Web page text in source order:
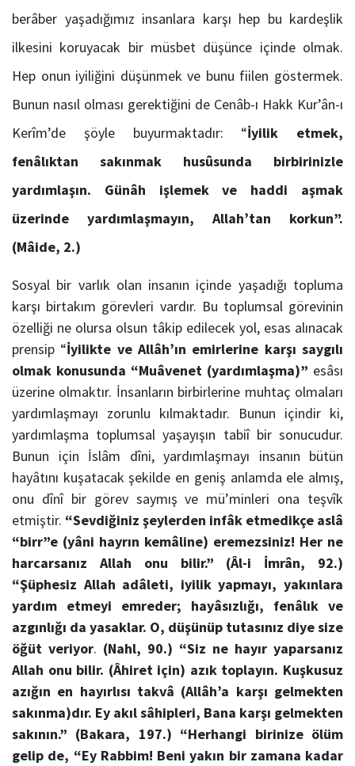
berâber yaşadığımız insanlara karşı hep bu kardeşlik
ilkesini koruyacak bir müsbet düşünce içinde olmak.
Hep onun iyiliğini düşünmek ve bunu fiilen göstermek.
Bunun nasıl olması gerektiğini de Cenâb-ı Hakk Kur’ân-ı
Kerîm’de şöyle buyurmaktadır: “İyilik etmek,
fenâlıktan sakınmak husûsunda birbirinizle
yardımlaşın. Günâh işlemek ve haddi aşmak
üzerinde yardımlaşmayın, Allah’tan korkun”.
(Mâide, 2.)
Sosyal bir varlık olan insanın içinde yaşadığı topluma
karşı birtakım görevleri vardır. Bu toplumsal görevinin
özelliği ne olursa olsun tâkip edilecek yol, esas alınacak
prensip “İyilikte ve Allâh’ın emirlerine karşı saygılı
olmak konusunda “Muâvenet (yardımlaşma)” esâsı
üzerine olmaktır. İnsanların birbirlerine muhtaç olmaları
yardımlaşmayı zorunlu kılmaktadır. Bunun içindir ki,
yardımlaşma toplumsal yaşayışın tabiî bir sonucudur.
Bunun için İslâm dîni, yardımlaşmayı insanın bütün
hayâtını kuşatacak şekilde en geniş anlamda ele almış,
onu dînî bir görev saymış ve mü’minleri ona teşvîk
etmiştir. “Sevdiğiniz şeylerden infâk etmedikçe aslâ
“birr”e (yâni hayrın kemâline) eremezsiniz! Her ne
harcarsanız Allah onu bilir.” (Âl-i İmrân, 92.)
“Şüphesiz Allah adâleti, iyilik yapmayı, yakınlara
yardım etmeyi emreder; hayâsızlığı, fenâlık ve
azgınlığı da yasaklar. O, düşünüp tutasınız diye size
öğüt veriyor. (Nahl, 90.) “Siz ne hayır yaparsanız
Allah onu bilir. (Âhiret için) azık toplayın. Kuşkusuz
azığın en hayırlısı takvâ (Allâh’a karşı gelmekten
sakınma)dır. Ey akıl sâhipleri, Bana karşı gelmekten
sakının.” (Bakara, 197.) “Herhangi birinize ölüm
gelip de, “Ey Rabbim! Beni yakın bir zamana kadar